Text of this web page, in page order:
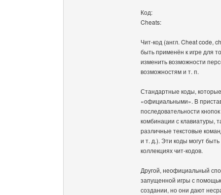
Код:
Cheats:
Чит-код (англ. Cheat code,
быть применён к игре для
изменить возможности
возможностям и т. п.
Стандартные коды,
«официальными». В
последовательности
комбинации с клавиатуры,
различные текстовые
и т. д.). Эти коды могут
коллекциях чит-кодов.
Другой, неофициальный
запущенной игры с
создании, но они дают